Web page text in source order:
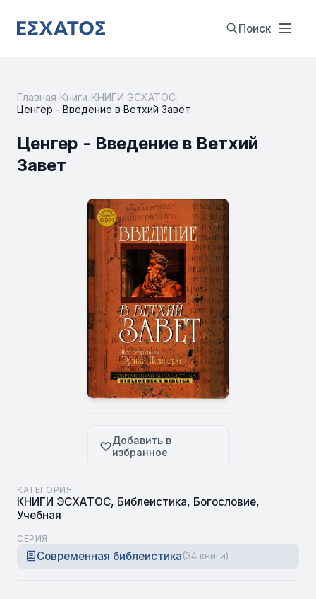
Поиск
Главная Книги КНИГИ ЭСХАТОС
Ценгер - Введение в Ветхий Завет
Ценгер - Введение в Ветхий
Завет
Добавить в
избранное
КАТЕГОРИЯ
КНИГИ ЭСХАТОС, Библеистика, Богословие,
Учебная
СЕРИЯ
Современная библеистика(34 книги)